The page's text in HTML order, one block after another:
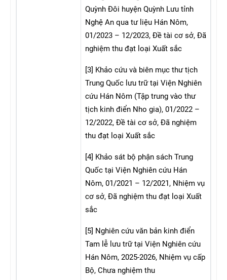
Quỳnh Đôi huyện Quỳnh Lưu tỉnh
Nghệ An qua tư liệu Hán Nôm,
01/2023 – 12/2023, Đề tài cơ sở, Đã
nghiệm thu đạt loại Xuất sắc
[3] Khảo cứu và biên mục thư tịch
Trung Quốc lưu trữ tại Viện Nghiên
cứu Hán Nôm (Tập trung vào thư
tịch kinh điển Nho gia), 01/2022 –
12/2022, Đề tài cơ sở, Đã nghiệm
thu đạt loại Xuất sắc
[4] Khảo sát bộ phận sách Trung
Quốc tại Viện Nghiên cứu Hán
Nôm, 01/2021 – 12/2021, Nhiệm vụ
cơ sở, Đã nghiệm thu đạt loại Xuất
sắc
[5] Nghiên cứu văn bản kinh điển
Tam lễ lưu trữ tại Viện Nghiên cứu
Hán Nôm, 2025-2026, Nhiệm vụ cấp
Bộ, Chưa nghiệm thu